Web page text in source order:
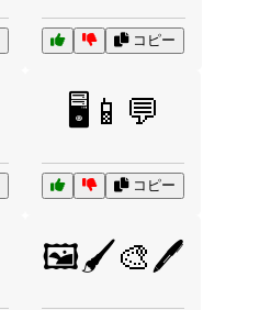
コピー
🖥️📱💬
コピー
🖼️🖌️🎨🖊️